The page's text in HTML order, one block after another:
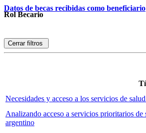
Datos de becas recibidas como beneficiario
Rol Becario
Cerrar filtros
Necesidades y acceso a los servicios de
Analizando acceso a servicios prioritarios
argentino